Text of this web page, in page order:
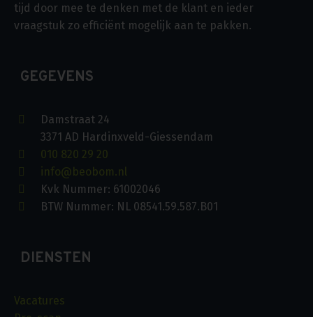
tijd door mee te denken met de klant en ieder
vraagstuk zo efficiënt mogelijk aan te pakken.
GEGEVENS
Damstraat 24
3371 AD Hardinxveld-Giessendam
010 820 29 20
info@beobom.nl
Kvk Nummer: 61002046
BTW Nummer: NL 08541.59.587.B01
DIENSTEN
Vacatures